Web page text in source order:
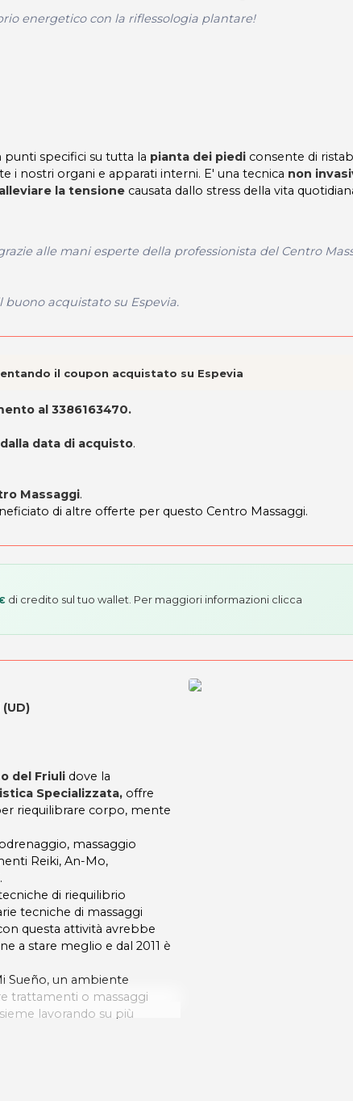
energetico con la riflessologia plantare!
punti specifici su tutta la pianta dei piedi consente di
nostri organi e apparati interni. E' una tecnica non
alleviare la tensione causata dallo stress della vita
alle mani esperte della professionista del Centro
acquistato su Espevia.
il coupon acquistato su Espevia
al 3386163470.
data di acquisto.
Massaggi.
di altre offerte per questo Centro Massaggi.
di credito sul tuo wallet. Per maggiori informazioni clicca
del Friuli dove la
Specializzata, offre
riequilibrare corpo, mente
massaggio
Reiki, An-Mo,
di riequilibrio
tecniche di massaggi
questa attività avrebbe
a stare meglio e dal 2011 è
Sueño, un ambiente
trattamenti o massaggi
lavorando su più
veramente speciale